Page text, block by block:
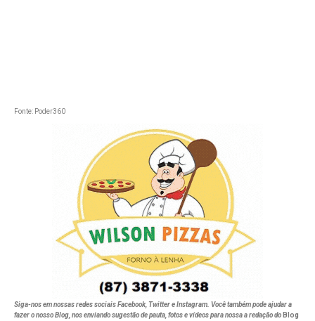
Fonte: Poder360
Siga-nos em nossas redes sociaisFacebook, TwittereInstagram . Você também pode ajudar a
fazer o nosso Blog, nos enviando sugestão de pauta, fotos e vídeos para nossa a redação do Blog